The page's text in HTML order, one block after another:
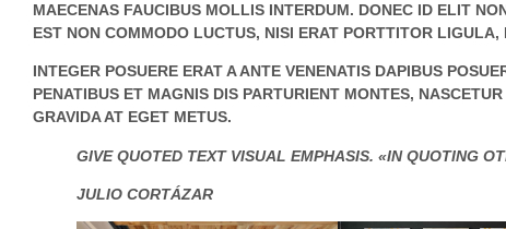
MAECENAS FAUCIBUS MOLLIS INTERDUM. DONEC ID ELIT
EST NON COMMODO LUCTUS, NISI ERAT PORTTITOR
INTEGER POSUERE ERAT A ANTE VENENATIS DAPIBUS
PENATIBUS ET MAGNIS DIS PARTURIENT MONTES,
GRAVIDA AT EGET METUS.
GIVE QUOTED TEXT VISUAL EMPHASIS. «IN QUOTING
JULIO CORTÁZAR